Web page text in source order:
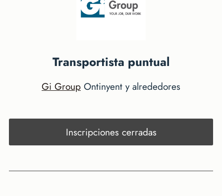
Transportista puntual
Gi Group Ontinyent y alrededores
Inscripciones cerradas